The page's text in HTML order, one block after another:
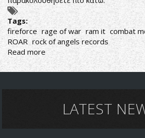
Tags:
fireforce rage of war ram it combat
ROAR rock of angels records
Read more about
FIREFORCE:
ΠΡΩΤΟ
LATEST